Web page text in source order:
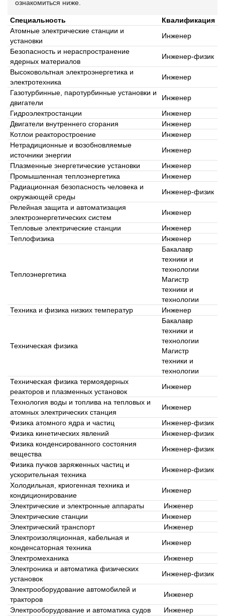
ознакомиться ниже.
Специальность
Квалификация
Атомные электрические станции и
установки
Инженер
Безопасность и нераспространение
ядерных материалов
Инженер-физик
Высоковольтная электроэнергетика и
электротехника
Инженер
Газотурбинные, паротурбинные установки и
двигатели
Инженер
Гидроэлектростанции
Инженер
Двигатели внутреннего сгорания
Инженер
Котлои реакторостроение
Инженер
Нетрадиционные и возобновляемые
источники энергии
Инженер
Плазменные энергетические установки
Инженер
Промышленная теплоэнергетика
Инженер
Радиационная безопасность человека и
окружающей среды
Инженер-физик
Релейная защита и автоматизация
электроэнергетических систем
Инженер
Тепловые электрические станции
Инженер
Теплофизика
Инженер
Теплоэнергетика
Бакалавр
техники и
технологии
Магистр
техники и
технологии
Техника и физика низких температур
Инженер
Техническая физика
Бакалавр
техники и
технологии
Магистр
техники и
технологии
Техническая физика термоядерных
реакторов и плазменных установок
Инженер
Технология воды и топлива на тепловых и
атомных электрических станция
Инженер
Физика атомного ядра и частиц
Инженер-физик
Физика кинетических явлений
Инженер-физик
Физика конденсированного состояния
вещества
Инженер-физик
Физика пучков заряженных частиц и
ускорительная техника
Инженер-физик
Холодильная, криогенная техника и
кондиционирование
Инженер
Электрические и электронные аппараты
Инженер
Электрические станции
Инженер
Электрический транспорт
Инженер
Электроизоляционная, кабельная и
конденсаторная техника
Инженер
Электромеханика
Инженер
Электроника и автоматика физических
установок
Инженер-физик
Электрооборудование автомобилей и
тракторов
Инженер
Электрооборудование и автоматика судов
Инженер